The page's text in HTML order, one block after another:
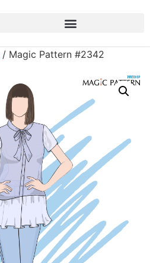
/ Magic Pattern #2342